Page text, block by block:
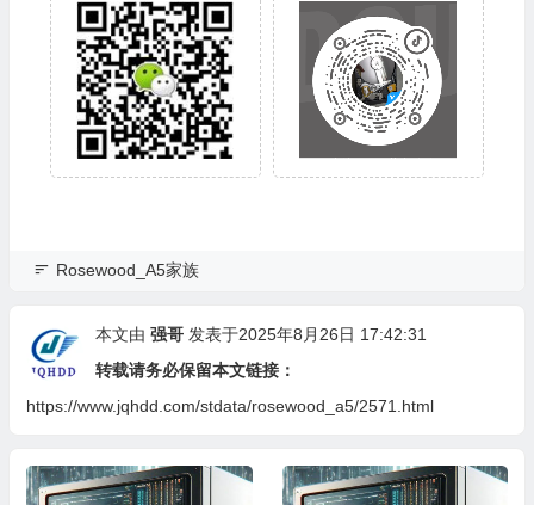
Rosewood_A5家族
本文由 强哥 发表于2025年8月26日 17:42:31
转载请务必保留本文链接：
https://www.jqhdd.com/stdata/rosewood_a5/2571.html